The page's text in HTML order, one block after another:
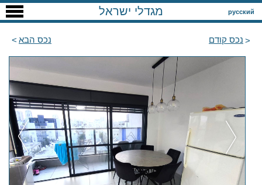
русский מגדלי ישראל
נכס קודם נכס הבא